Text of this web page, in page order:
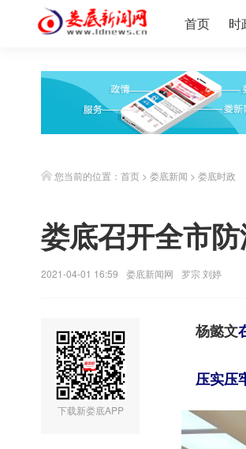
首页 时
您当前的位置： 首页 > 娄底新闻 > 娄底时政
娄底召开全市
2021-04-01 16:59 娄底新闻网 罗宗 刘婷
下载新娄底APP
杨懿文
压实压